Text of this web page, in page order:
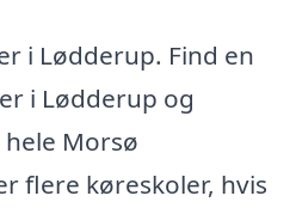
i Lødderup. Find en
i Lødderup og
Morsø
flere køreskoler, hvis